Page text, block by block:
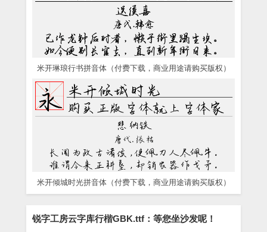
米开琳琅行书拼音体（付费下载，商业用途请购买版权）
米开倾城时光拼音体（付费下载，商业用途请购买版权）
锐字工房云字库行楷GBK.ttf：等您坐沙发呢！